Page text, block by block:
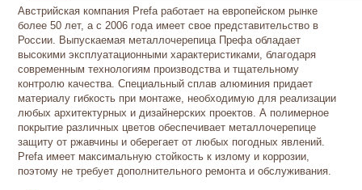
Австрийская компания Prefa работает на европейском рынке
более 50 лет, а с 2006 года имеет свое представительство в
России. Выпускаемая металлочерепица Префа обладает
высокими эксплуатационными характеристиками, благодаря
современным технологиям производства и тщательному
контролю качества. Специальный сплав алюминия придает
материалу гибкость при монтаже, необходимую для реализации
любых архитектурных и дизайнерских проектов. А полимерное
покрытие различных цветов обеспечивает металлочерепице
защиту от ржавчины и оберегает от любых погодных явлений.
Prefa имеет максимальную стойкость к излому и коррозии,
поэтому не требует дополнительного ремонта и обслуживания.